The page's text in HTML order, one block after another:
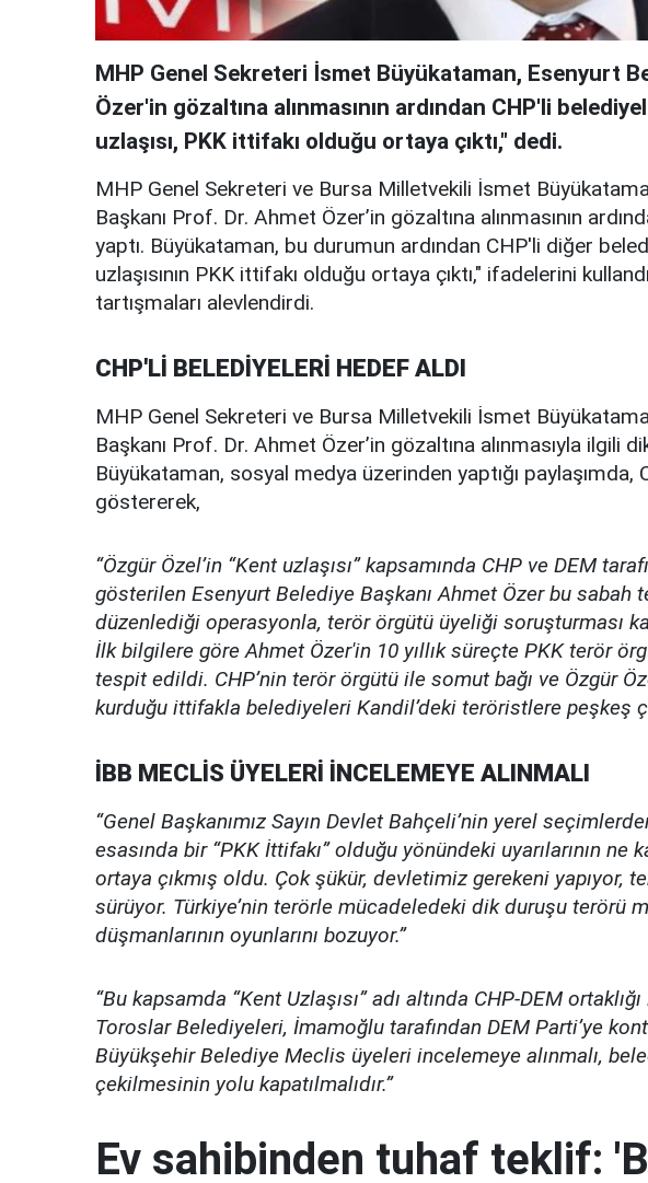
MHP Genel Sekreteri İsmet Büyükataman, Esenyurt
Özer'in gözaltına alınmasının ardından CHP'li
uzlaşısı, PKK ittifakı olduğu ortaya çıktı," dedi.
MHP Genel Sekreteri ve Bursa Milletvekili İsmet
Başkanı Prof. Dr. Ahmet Özer’in gözaltına alınmasının
yaptı. Büyükataman, bu durumun ardından CHP'li diğer
uzlaşısının PKK ittifakı olduğu ortaya çıktı," ifadelerini
tartışmaları alevlendirdi.
CHP'Lİ BELEDİYELERİ HEDEF ALDI
MHP Genel Sekreteri ve Bursa Milletvekili İsmet
Başkanı Prof. Dr. Ahmet Özer’in gözaltına alınmasıyla ilgili
Büyükataman, sosyal medya üzerinden yaptığı
göstererek,
“Özgür Özel’in “Kent uzlaşısı” kapsamında CHP ve DEM
gösterilen Esenyurt Belediye Başkanı Ahmet Özer bu sabah
düzenlediği operasyonla, terör örgütü üyeliği soruşturması
İlk bilgilere göre Ahmet Özer'in 10 yıllık süreçte PKK terör
tespit edildi. CHP’nin terör örgütü ile somut bağı ve Özgür
kurduğu ittifakla belediyeleri Kandil’deki teröristlere peşkeş
İBB MECLİS ÜYELERİ İNCELEMEYE ALINMALI
“Genel Başkanımız Sayın Devlet Bahçeli’nin yerel
esasında bir “PKK İttifakı” olduğu yönündeki uyarılarının ne
ortaya çıkmış oldu. Çok şükür, devletimiz gerekeni yapıyor,
sürüyor. Türkiye’nin terörle mücadeledeki dik duruşu terörü
düşmanlarının oyunlarını bozuyor.”
“Bu kapsamda “Kent Uzlaşısı” adı altında CHP-DEM
Toroslar Belediyeleri, İmamoğlu tarafından DEM Parti’ye
Büyükşehir Belediye Meclis üyeleri incelemeye alınmalı,
çekilmesinin yolu kapatılmalıdır.”
Ev sahibinden tuhaf teklif: